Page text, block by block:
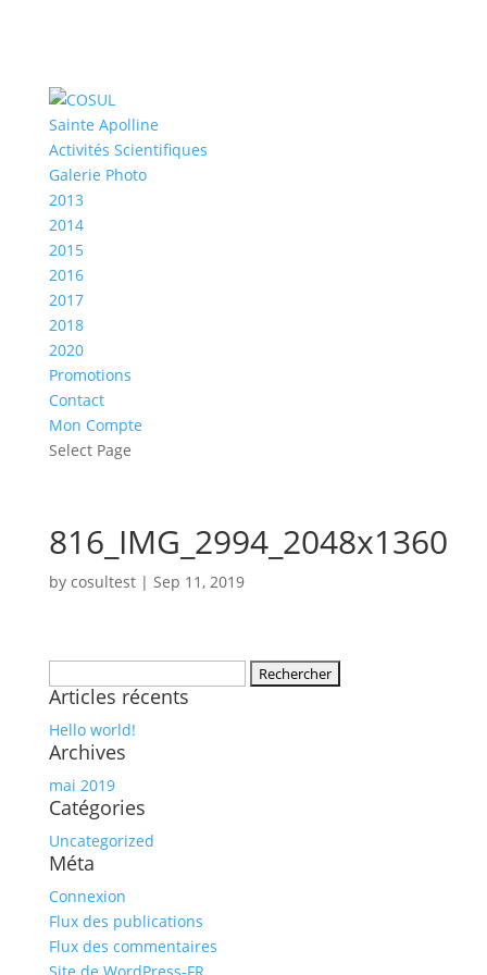
Sainte Apolline
Activités Scientifiques
Galerie Photo
2013
2014
2015
2016
2017
2018
2020
Promotions
Contact
Mon Compte
Select Page
816_IMG_2994_2048x1360
by cosultest| Sep 11, 2019
Articles récents
Hello world!
Archives
mai 2019
Catégories
Uncategorized
Méta
Connexion
Flux des publications
Flux des commentaires